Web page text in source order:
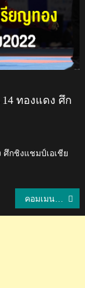
ทองแดง ศึก
ศึกชิงแชมป์เอเชีย
คอมเมนต์เวียดนามหลังไทยจะได้เป็นเจ้าภาพวอลเลย์บอลหญิงชิงแชมป์เอเชียและVNL2023